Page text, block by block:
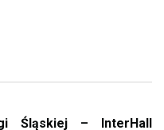
Śląskiej – InterHall